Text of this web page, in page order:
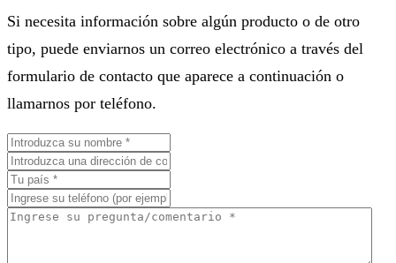
Si necesita información sobre algún producto o de otro
tipo, puede enviarnos un correo electrónico a través del
formulario de contacto que aparece a continuación o
llamarnos por teléfono.